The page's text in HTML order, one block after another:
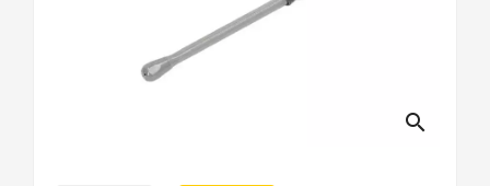
search